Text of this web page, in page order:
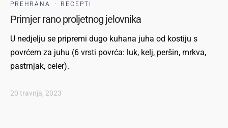
PREHRANA · RECEPTI
Primjer rano proljetnog jelovnika
U nedjelju se pripremi dugo kuhana juha od kostiju s
povrćem za juhu (6 vrsti povrća: luk, kelj, peršin, mrkva,
pastrnjak, celer).
20 travnja, 2023